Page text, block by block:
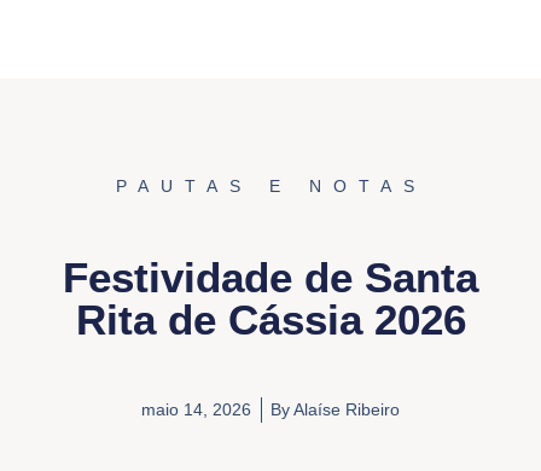
PAUTAS E NOTAS
Festividade de Santa
Rita de Cássia 2026
maio 14, 2026 ByAlaíse Ribeiro